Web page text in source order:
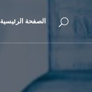
الصفحة الرئيسية